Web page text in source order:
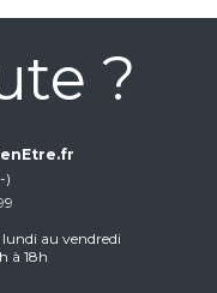
?
)
au vendredi
à 18h